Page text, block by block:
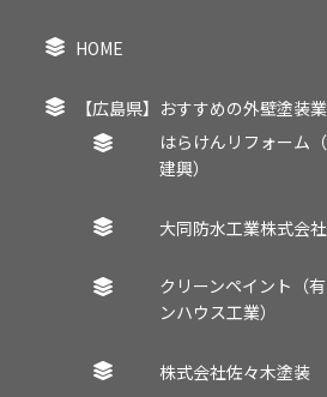
HOME
【広島県】おすすめの外壁塗装
はらけんリフォーム
建興）
大同防水工業株式会社
クリーンペイント（
ンハウス工業）
株式会社佐々木塗装